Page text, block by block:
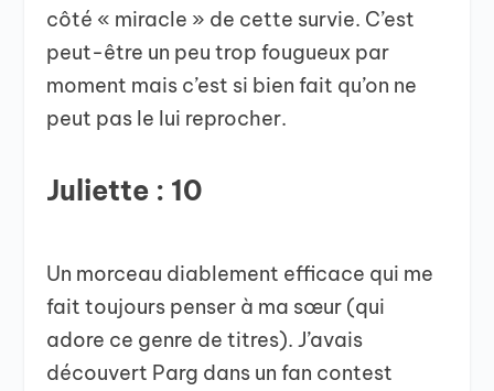
côté « miracle » de cette survie. C’est
peut-être un peu trop fougueux par
moment mais c’est si bien fait qu’on ne
peut pas le lui reprocher.
Juliette : 10
Un morceau diablement efficace qui me
fait toujours penser à ma sœur (qui
adore ce genre de titres). J’avais
découvert Parg dans un fan contest